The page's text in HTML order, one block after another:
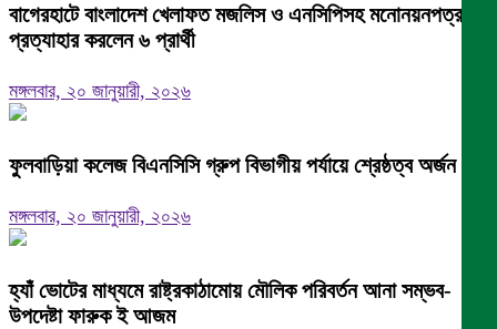
বাগেরহাটে বাংলাদেশ খেলাফত মজলিস ও এনসিপিসহ মনোনয়নপত্র
প্রত্যাহার করলেন ৬ প্রার্থী
মঙ্গলবার, ২০ জানুয়ারী, ২০২৬
ফুলবাড়িয়া কলেজ বিএনসিসি গ্রুপ বিভাগীয় পর্যায়ে শ্রেষ্ঠত্ব অর্জন।
মঙ্গলবার, ২০ জানুয়ারী, ২০২৬
হ্যাঁ ভোটের মাধ্যমে রাষ্ট্রকাঠামোয় মৌলিক পরিবর্তন আনা সম্ভব-
উপদেষ্টা ফারুক ই আজম